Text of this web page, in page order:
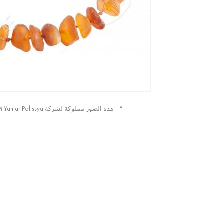
* - هذه الصور مملوكة لشركة TM Yantar Polissya وتم التقاطها من الصورة الأصلية